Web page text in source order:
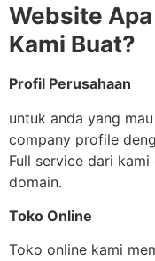
Website
Kami Buat?
Profil Perusahaan
untuk anda yang
company profile
Full service dari
domain.
Toko Online
Toko online kami